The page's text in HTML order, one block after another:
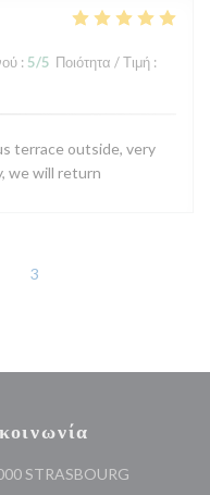
: 5/5 Ποιότητα / Τιμή :
terrace outside, very
we will return
3
STRASBOURG